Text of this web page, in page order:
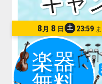
8 月 8 日 土23:59